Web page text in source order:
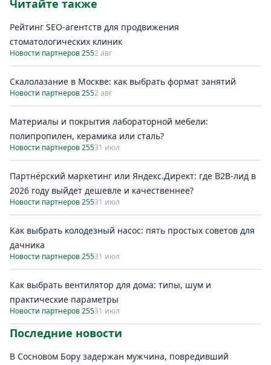
Читайте также
Рейтинг SEO-агентств для продвижения
стоматологических клиник
Новости партнеров 2552 авг
Скалолазание в Москве: как выбрать формат занятий
Новости партнеров 2552 авг
Материалы и покрытия лабораторной мебели:
полипропилен, керамика или сталь?
Новости партнеров 25531 июл
Партнёрский маркетинг или Яндекс.Директ: где B2B-лид в
2026 году выйдет дешевле и качественнее?
Новости партнеров 25531 июл
Как выбрать колодезный насос: пять простых советов для
дачника
Новости партнеров 25531 июл
Как выбрать вентилятор для дома: типы, шум и
практические параметры
Новости партнеров 25531 июл
Последние новости
В Сосновом Бору задержан мужчина, повредивший